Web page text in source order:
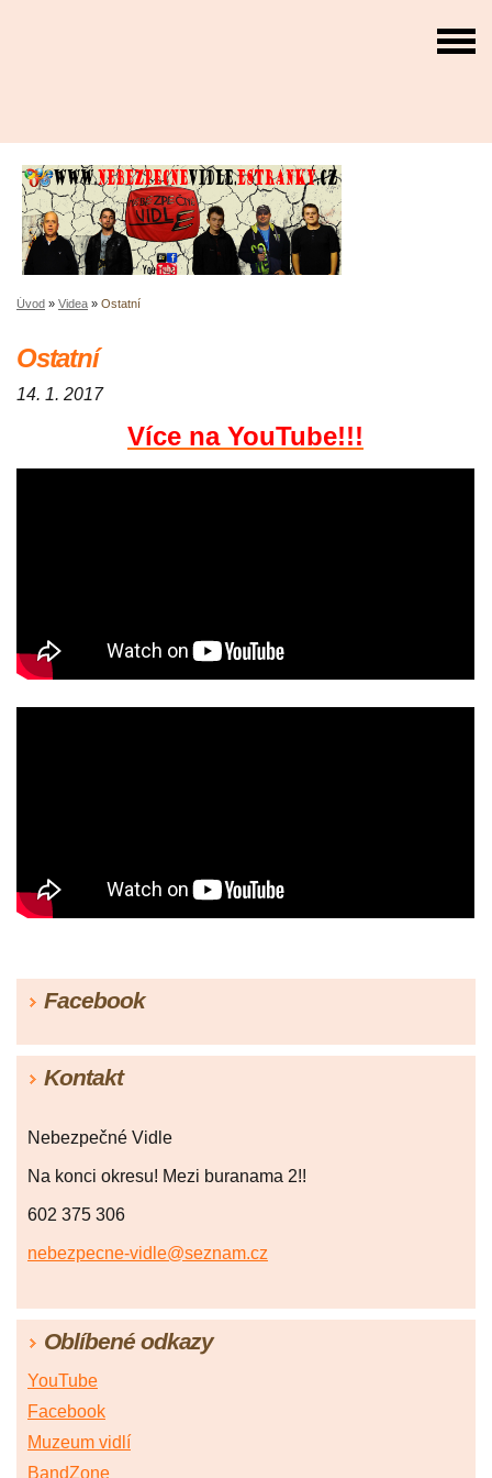
Úvod » Videa » Ostatní
Ostatní
14. 1. 2017
Více na YouTube!!!
Facebook
Kontakt
Nebezpečné Vidle
Na konci okresu! Mezi buranama 2!!
602 375 306
nebezpecne-vidle@seznam.cz
Oblíbené odkazy
YouTube
Facebook
Muzeum vidlí
BandZone